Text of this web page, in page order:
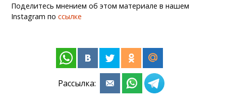
Поделитесь мнением об этом материале в нашем
Instagram поссылке
Рассылка: